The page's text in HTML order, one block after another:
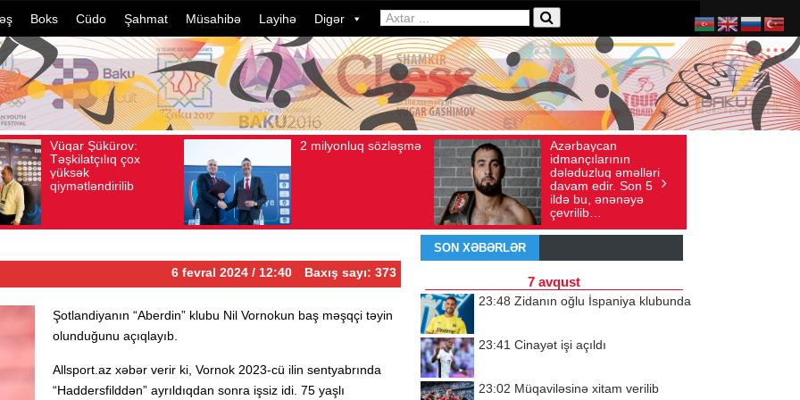
Boks Cüdo Şahmat Müsahibə Layihə Digər
2 milyonluq sözləşmə
Baxış sayı: 80
Avqust 04, 2026
Azərbaycan
idmançılarının
dələduzluq əməlləri
davam edir. Son 5
ildə bu, ənənəyə
Baxış sayı: 136
Avqust 04, 2026
Ad gününü vətənində
qeyd etməsə də,
ürəyi hər zaman
doğma yurdu ilə
döyünür
İyul 30, 2026
6 fevral 2024 / 12:40 Baxış sayı: 373
Şotlandiyanın “Aberdin” klubu Nil Vornokun baş məşqçi təyin
olunduğunu açıqlayıb.
Allsport.az xəbər verir ki, Vornok 2023-cü ilin sentyabrında
“Haddersfilddən” ayrıldıqdan sonra işsiz idi. 75 yaşlı
SON XƏBƏRLƏR
7 avqust
23:48 Zidanın oğlu İspaniya klubunda
23:41 Cinayət işi açıldı
23:02 Müqaviləsinə xitam verilib